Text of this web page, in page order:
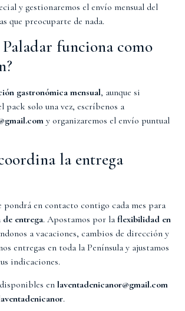
y gestionaremos el envío mensual del
que preocuparte de nada.
funciona como
gastronómica mensual, aunque si
solo una vez, escríbenos a
y organizaremos el envío puntual
la entrega
pondrá en contacto contigo cada mes para
de entrega. Apostamos por laflexibilidad en
a vacaciones, cambios de dirección y
entregas en toda la Península y ajustamos
indicaciones.
en laventadenicanor@gmail.com
.